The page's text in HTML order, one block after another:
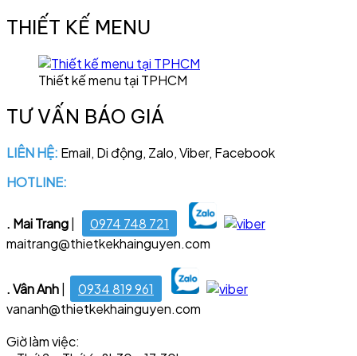
THIẾT KẾ MENU
Thiết kế menu tại TPHCM
TƯ VẤN BÁO GIÁ
LIÊN HỆ: Email, Di động, Zalo, Viber, Facebook
HOTLINE:
. Mai Trang|
0974 748 721
maitrang@thietkekhainguyen.com
. Vân Anh
0934 819 961
vananh@thietkekhainguyen.com
Giờ làm việc: